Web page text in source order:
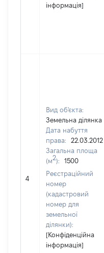
інформація]
4
Вид об'єкта:
Земельна ділянка
Дата набуття
права:
22.03.2012
Загальна площа
(м2):
1500
Реєстраційний
номер
(кадастровий
номер для
земельної
ділянки):
[Конфіденційна
інформація]